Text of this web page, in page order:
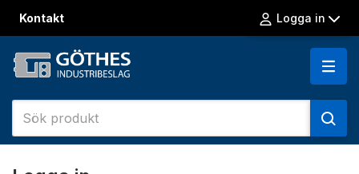
Kontakt Logga in